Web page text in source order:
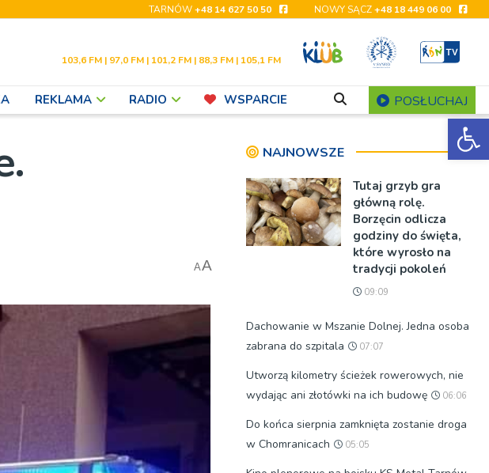
TARNÓW+48 14 627 50 50 NOWY SĄCZ+48 18 449 06 00
103,6 FM | 97,0 FM | 101,2 FM | 88,3 FM | 105,1 FM
REKLAMA RADIO WSPARCIE POSŁUCHAJ
AA
NAJNOWSZE
Tutaj grzyb gra
główną rolę.
Borzęcin odlicza
godziny do święta,
które wyrosło na
tradycji pokoleń
09:09
Dachowanie w Mszanie Dolnej. Jedna osoba
zabrana do szpitala
07:07
Utworzą kilometry ścieżek rowerowych, nie
wydając ani złotówki na ich budowę
06:06
Do końca sierpnia zamknięta zostanie droga
w Chomranicach
05:05